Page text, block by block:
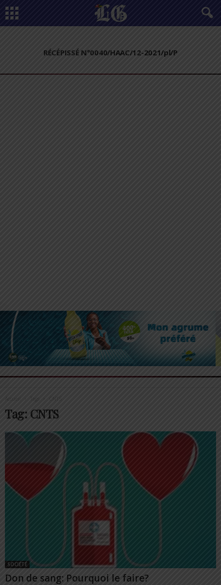
RÉCÉPISSÉ N°0040/HAAC/12-2021/pl/P
Tags
Tag: CNTS
SOCIÉTÉ
Don de sang: Pourquoi le faire?